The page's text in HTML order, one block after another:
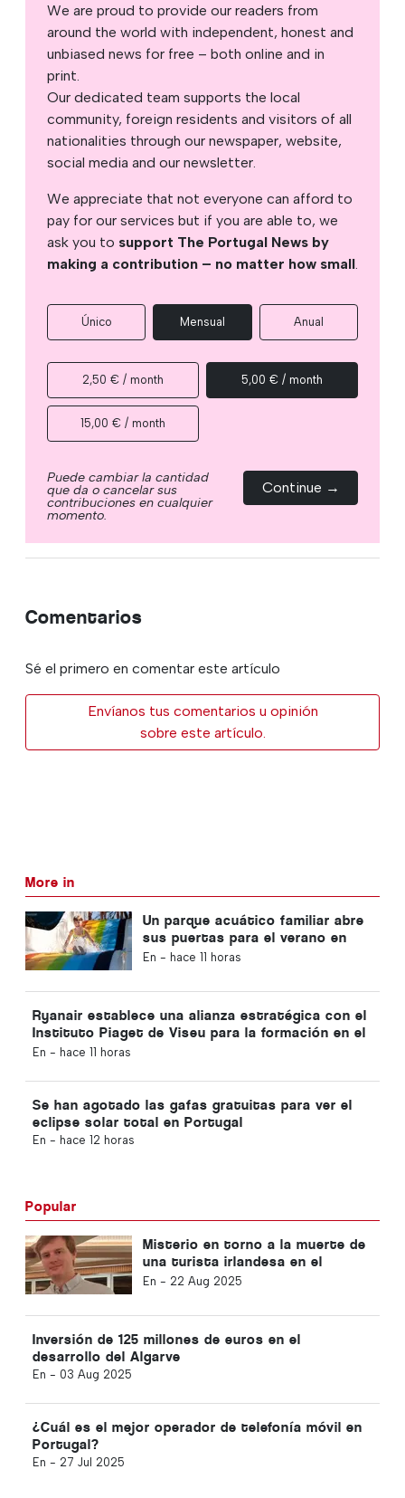
We are proud to provide our readers from
around the world with independent, honest and
unbiased news for free – both online and in
print.
Our dedicated team supports the local
community, foreign residents and visitors of all
nationalities through our newspaper, website,
social media and our newsletter.
We appreciate that not everyone can afford to
pay for our services but if you are able to, we
ask you to support The Portugal News by
making a contribution – no matter how small.
Único Mensual Anual
2,50 € / month 5,00 € / month
15,00 € / month
Puede cambiar la cantidad
que da o cancelar sus
contribuciones en cualquier
momento.
Continue →
Comentarios
Sé el primero en comentar este artículo
Envíanos tus comentarios u opinión
sobre este artículo.
More in
Un parque acuático familiar abre
sus puertas para el verano en
Portugal con entradas a 2 €
En - hace 11 horas
Ryanair establece una alianza estratégica con el
Instituto Piaget de Viseu para la formación en el
sector de la aviación en Portugal
En - hace 11 horas
Se han agotado las gafas gratuitas para ver el
eclipse solar total en Portugal
En - hace 12 horas
Popular
Misterio en torno a la muerte de
una turista irlandesa en el
Algarve
En - 22 Aug 2025
Inversión de 125 millones de euros en el
desarrollo del Algarve
En - 03 Aug 2025
¿Cuál es el mejor operador de telefonía móvil en
Portugal?
En - 27 Jul 2025